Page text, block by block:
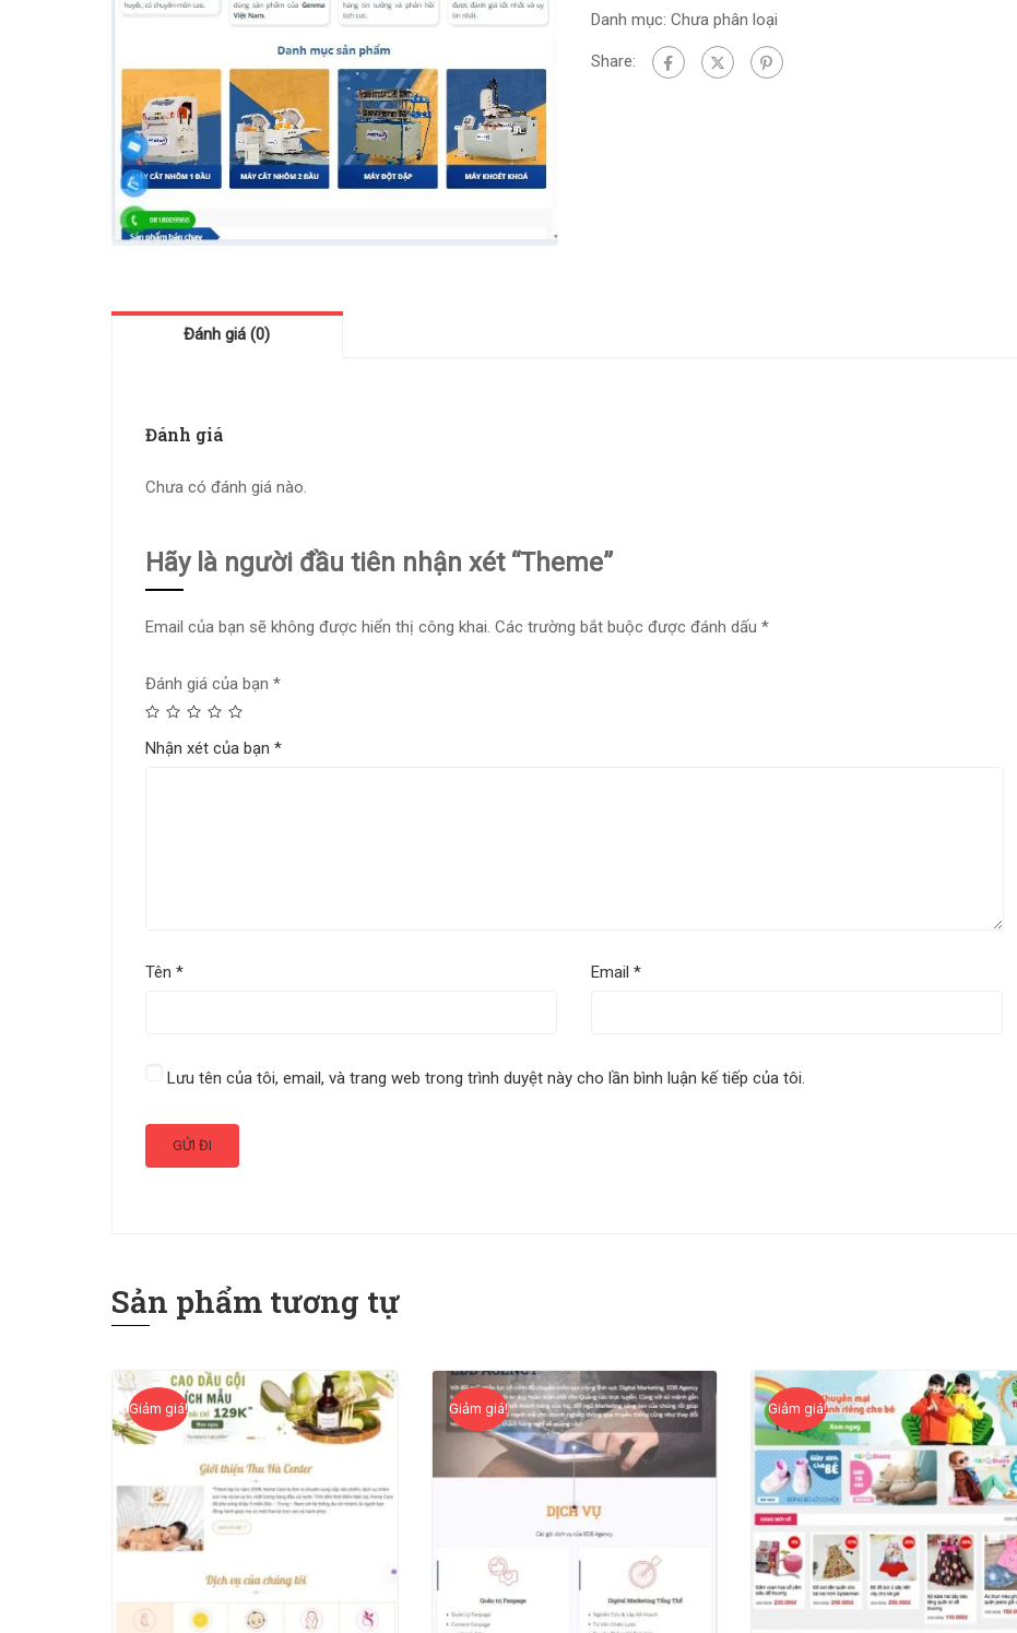
Danh mục: Chưa phân loại
Share:
Đánh giá (0)
Đánh giá
Chưa có đánh giá nào.
Hãy là người đầu tiên nhận xét “Theme”
Email của bạn sẽ không được hiển thị công khai. Các trường bắt buộc được đánh dấu *
Đánh giá của bạn *
Nhận xét của bạn *
Tên * Email*
Lưu tên của tôi, email, và trang web trong trình duyệt này cho lần bình luận kế tiếp của tôi.
Sản phẩm tương tự
Giảm giá! Giảm giá! Giảm giá!